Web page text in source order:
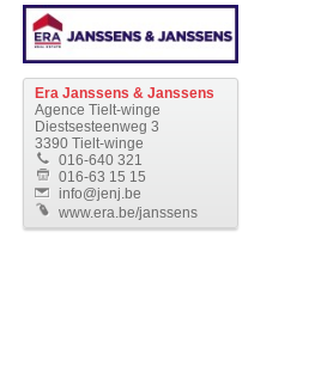
Era Janssens & Janssens
Agence Tielt-winge
Diestsesteenweg 3
3390 Tielt-winge
016-640 321
016-63 15 15
info@jenj.be
www.era.be/janssens